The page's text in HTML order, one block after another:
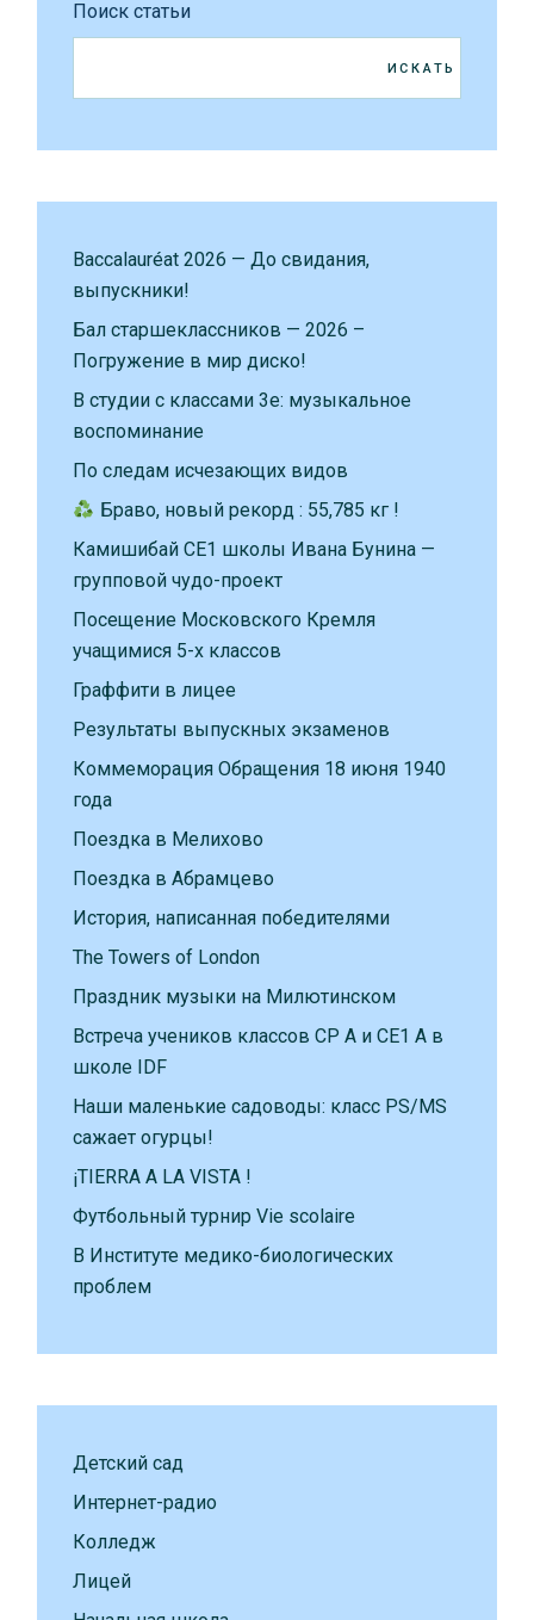
Поиск статьи
ИСКАТЬ
Baccalauréat 2026 — До свидания,
выпускники!
Бал старшеклассников — 2026 –
Погружение в мир диско!
В студии с классами 3е: музыкальное
воспоминание
По следам исчезающих видов
Браво, новый рекорд : 55,785 кг !
Камишибай CE1 школы Ивана Бунина —
групповой чудо-проект
Посещение Московского Кремля
учащимися 5-х классов
Граффити в лицее
Результаты выпускных экзаменов
Коммеморация Обращения 18 июня 1940
года
Поездка в Мелихово
Поездка в Абрамцево
История, написанная победителями
The Towers of London
Праздник музыки на Милютинском
Встреча учеников классов CP A и CE1 A в
школе IDF
Наши маленькие садоводы: класс PS/MS
сажает огурцы!
¡TIERRA A LA VISTA !
Футбольный турнир Vie scolaire
В Институте медико-биологических
проблем
Детский сад
Интернет-радио
Колледж
Лицей